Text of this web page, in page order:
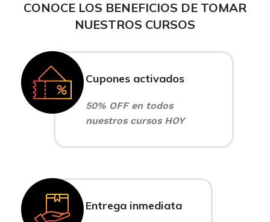
CONOCE LOS BENEFICIOS DE TOMAR
NUESTROS CURSOS
Cupones activados
50% OFF en todos
nuestros cursos HOY
Entrega inmediata